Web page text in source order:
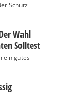
Schutz
Wahl
Solltest
ein gutes